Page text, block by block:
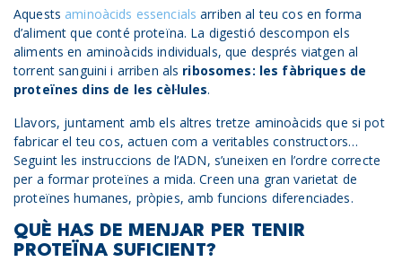
Aquests aminoàcids essencials arriben al teu cos en forma
d’aliment que conté proteïna. La digestió descompon els
aliments en aminoàcids individuals, que després viatgen al
torrent sanguini i arriben als ribosomes: les fàbriques de
proteïnes dins de les cèl·lules.
Llavors, juntament amb els altres tretze aminoàcids que si pot
fabricar el teu cos, actuen com a veritables constructors…
Seguint les instruccions de l’ADN, s’uneixen en l’ordre correcte
per a formar proteïnes a mida. Creen una gran varietat de
proteïnes humanes, pròpies, amb funcions diferenciades.
QUÈ HAS DE MENJAR PER TENIR
PROTEÏNA SUFICIENT?